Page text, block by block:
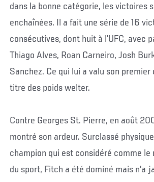
dans la bonne catégorie, les victoires
enchaînées. Il a fait une série de 16
consécutives, dont huit à l'UFC, avec
Thiago Alves, Roan Carneiro, Josh
Sanchez. Ce qui lui a valu son
titre des poids welter.
Contre Georges St. Pierre, en août
montré son ardeur. Surclassé
champion qui est considéré comme
du sport, Fitch a été dominé mais n'a